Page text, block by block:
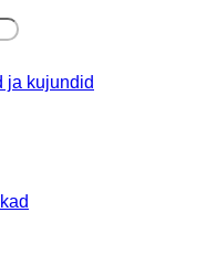
ja kujundid